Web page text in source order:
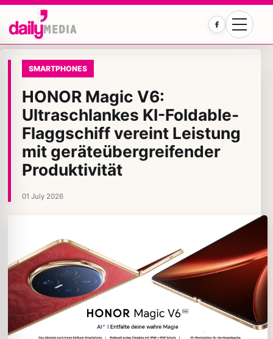
Facebook
SMARTPHONES
HONOR Magic V6:
Ultraschlankes KI-Foldable-
Flaggschiff vereint Leistung
mit geräteübergreifender
Produktivität
01 July 2026